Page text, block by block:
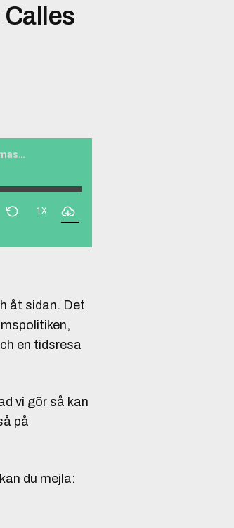
Mina drömmars stad? #29: Calles tidsmaskin
1X
åt sidan. Det
en tidsresa
vi gör så kan
på
du mejla: